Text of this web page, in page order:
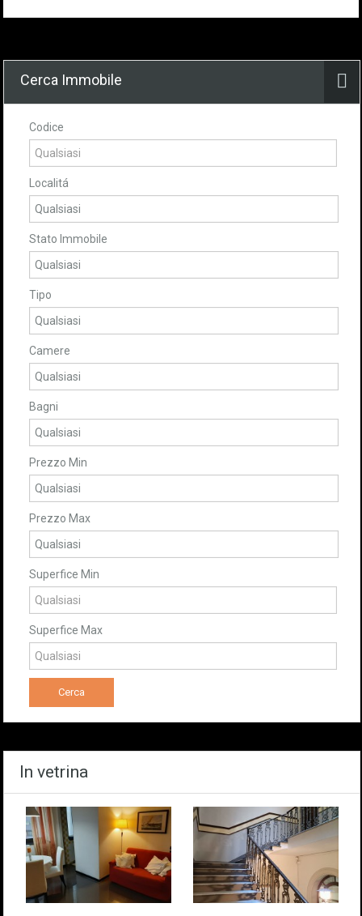
Cerca Immobile
Codice
Localitá
Stato Immobile
Tipo
Camere
Bagni
Prezzo Min
Prezzo Max
Superfice Min
Superfice Max
In vetrina